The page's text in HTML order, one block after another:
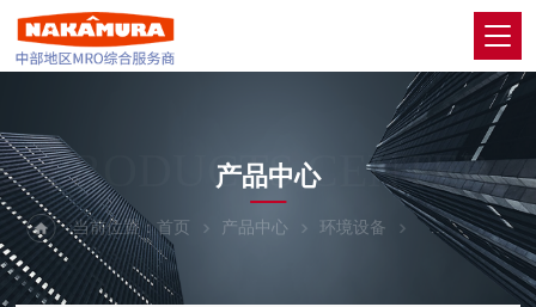
PRODUCTS CENTER
产品中心
当前位置：首页 产品中心 环境设备 YASKAWA安川